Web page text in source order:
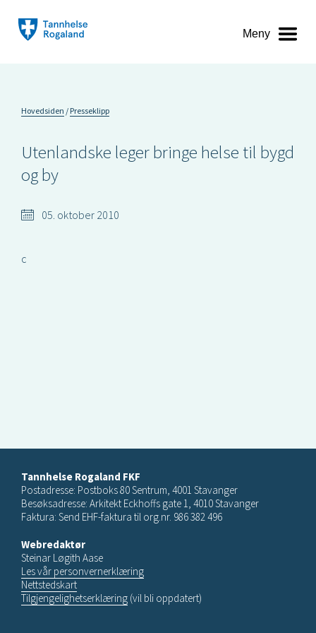
Meny
Hovedsiden Presseklipp
Utenlandske leger bringe helse til bygd
og by
05. oktober 2010
c
Tannhelse Rogaland FKF
Postadresse: Postboks 80 Sentrum, 4001 Stavanger
Besøksadresse: Arkitekt Eckhoffs gate 1, 4010 Stavanger
Faktura: Send EHF-faktura til org.nr. 986 382 496
Webredaktør
Steinar Løgith Aase
Les vår personvernerklæring
Nettstedskart
Tilgjengelighetserklæring (vil bli oppdatert)